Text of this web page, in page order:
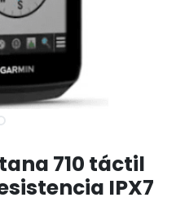
710 táctil
IPX7